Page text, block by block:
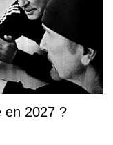
en 2027 ?